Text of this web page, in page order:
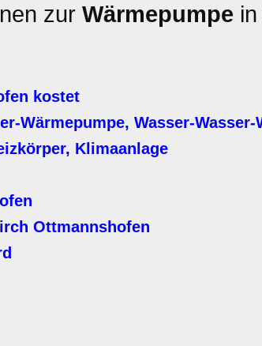
zur Wärmepumpe
kostet
Wärmepumpe, Wasser-Wasser-
Klimaanlage
Ottmannshofen